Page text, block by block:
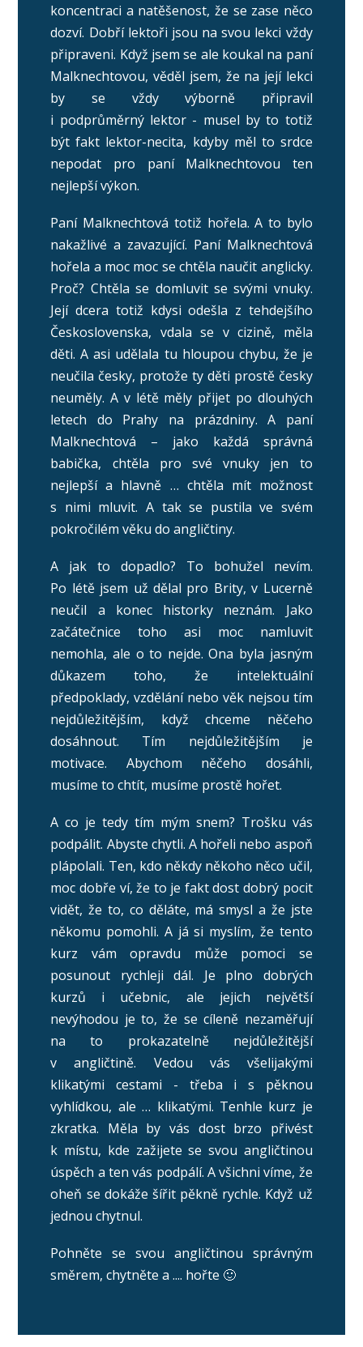
koncentraci a natěšenost, že se zase něco
dozví. Dobří lektoři jsou na svou lekci vždy
připraveni. Když jsem se ale koukal na paní
Malknechtovou, věděl jsem, že na její lekci
by se vždy výborně připravil
i podprůměrný lektor - musel by to totiž
být fakt lektor-necita, kdyby měl to srdce
nepodat pro paní Malknechtovou ten
nejlepší výkon.
Paní Malknechtová totiž hořela. A to bylo
nakažlivé a zavazující. Paní Malknechtová
hořela a moc moc se chtěla naučit anglicky.
Proč? Chtěla se domluvit se svými vnuky.
Její dcera totiž kdysi odešla z tehdejšího
Československa, vdala se v cizině, měla
děti. A asi udělala tu hloupou chybu, že je
neučila česky, protože ty děti prostě česky
neuměly. A v létě měly přijet po dlouhých
letech do Prahy na prázdniny. A paní
Malknechtová – jako každá správná
babička, chtěla pro své vnuky jen to
nejlepší a hlavně … chtěla mít možnost
s nimi mluvit. A tak se pustila ve svém
pokročilém věku do angličtiny.
A jak to dopadlo? To bohužel nevím.
Po létě jsem už dělal pro Brity, v Lucerně
neučil a konec historky neznám. Jako
začátečnice toho asi moc namluvit
nemohla, ale o to nejde. Ona byla jasným
důkazem toho, že intelektuální
předpoklady, vzdělání nebo věk nejsou tím
nejdůležitějším, když chceme něčeho
dosáhnout. Tím nejdůležitějším je
motivace. Abychom něčeho dosáhli,
musíme to chtít, musíme prostě hořet.
A co je tedy tím mým snem? Trošku vás
podpálit. Abyste chytli. A hořeli nebo aspoň
plápolali. Ten, kdo někdy někoho něco učil,
moc dobře ví, že to je fakt dost dobrý pocit
vidět, že to, co děláte, má smysl a že jste
někomu pomohli. A já si myslím, že tento
kurz vám opravdu může pomoci se
posunout rychleji dál. Je plno dobrých
kurzů i učebnic, ale jejich největší
nevýhodou je to, že se cíleně nezaměřují
na to prokazatelně nejdůležitější
v angličtině. Vedou vás všelijakými
klikatými cestami - třeba i s pěknou
vyhlídkou, ale … klikatými. Tenhle kurz je
zkratka. Měla by vás dost brzo přivést
k místu, kde zažijete se svou angličtinou
úspěch a ten vás podpálí. A všichni víme, že
oheň se dokáže šířit pěkně rychle. Když už
jednou chytnul.
Pohněte se svou angličtinou správným
směrem, chytněte a .... hořte 🙂